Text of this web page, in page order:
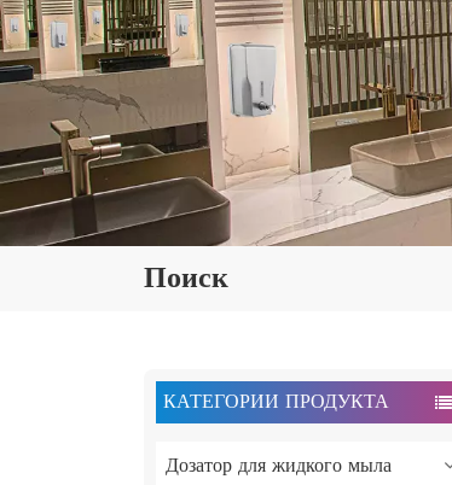
Поиск
КАТЕГОРИИ ПРОДУКТА
Дозатор для жидкого мыла